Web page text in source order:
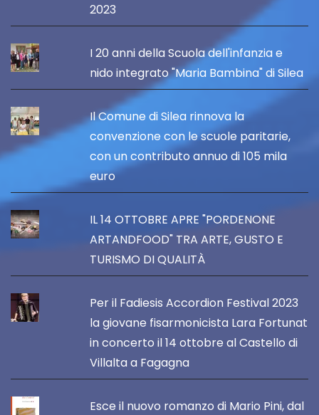
2023
I 20 anni della Scuola dell'infanzia e
nido integrato "Maria Bambina" di Silea
Il Comune di Silea rinnova la
convenzione con le scuole paritarie,
con un contributo annuo di 105 mila
euro
IL 14 OTTOBRE APRE "PORDENONE
ARTANDFOOD" TRA ARTE, GUSTO E
TURISMO DI QUALITÀ
Per il Fadiesis Accordion Festival 2023
la giovane fisarmonicista Lara Fortunat
in concerto il 14 ottobre al Castello di
Villalta a Fagagna
Esce il nuovo romanzo di Mario Pini, dal